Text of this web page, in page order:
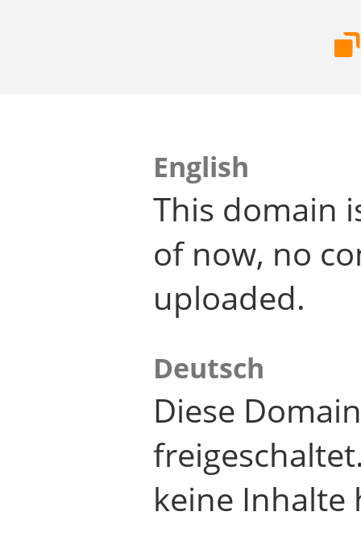
English
This domain
of now, no
uploaded.
Deutsch
Diese
keine Inhalte